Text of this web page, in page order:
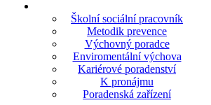
Školní sociální pracovník
Metodik prevence
Výchovný poradce
Enviromentální výchova
Kariérové poradenství
K pronájmu
Poradenská zařízení